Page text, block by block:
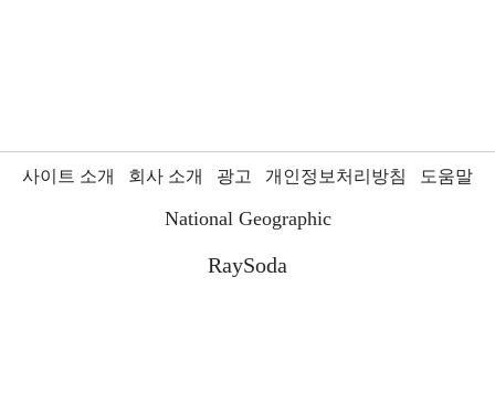
사이트 소개 회사 소개 광고 개인정보처리방침 도움말
National Geographic
RaySoda